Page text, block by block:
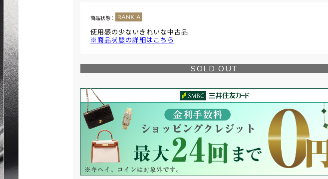
商品状態：
使用感の少ないきれいな中古品
※商品状態の詳細はこちら
SOLD OUT